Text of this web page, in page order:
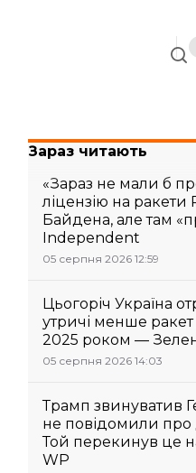
Зараз читають
«Зараз не мали б
ліцензію на ракети
Байдена, але там
Independent
05 серпня 2026 12:59
Цьогоріч Україна
утричі менше
2025 роком —
05 серпня 2026 14:03
Трамп звинуватив
не повідомили
Той перекинув це
WP